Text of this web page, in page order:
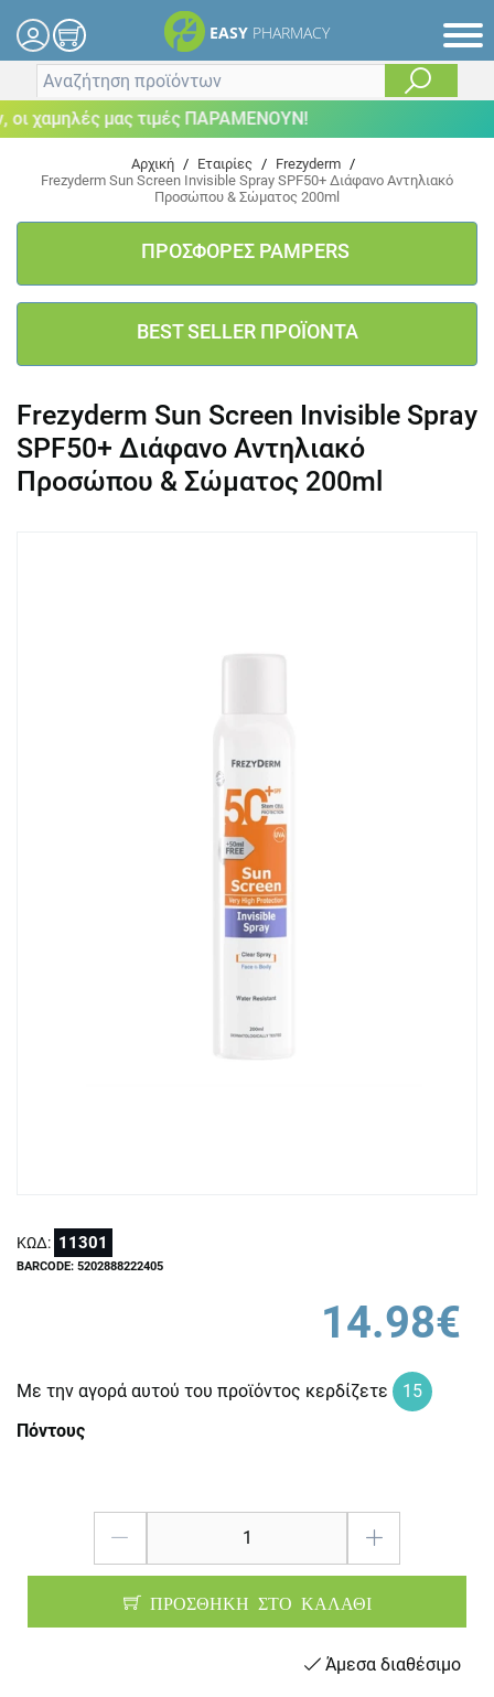
EASY PHARMACY
χαμηλές μας τιμές ΠΑΡΑΜΕΝΟΥΝ!
Αρχική / Εταιρίες / Frezyderm /
Frezyderm Sun Screen Invisible Spray SPF50+ Διάφανο Αντηλιακό
Προσώπου & Σώματος 200ml
ΠΡΟΣΦΟΡΕΣ PAMPERS
BEST SELLER ΠΡΟΪΟΝΤΑ
Frezyderm Sun Screen Invisible Spray
SPF50+ Διάφανο Αντηλιακό
Προσώπου & Σώματος 200ml
ΚΩΔ: 11301
BARCODE: 5202888222405
14.98€
Με την αγορά αυτού του προϊόντος κερδίζετε
15
Πόντους
ΠΡΟΣΘΗΚΗ ΣΤΟ ΚΑΛΑΘΙ
Άμεσα διαθέσιμο